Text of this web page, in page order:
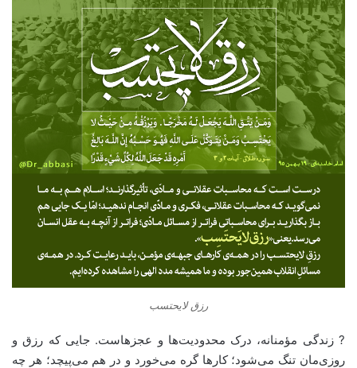
رزق لایحتسب
? زندگی مؤمنانه، درک محدودیت‌ها و عجزهاست. جایی که رزق و
روزی‌مان تنگ می‌شود؛ کارها گره می‌خورد و در هم می‌پیچد؛ هر چه